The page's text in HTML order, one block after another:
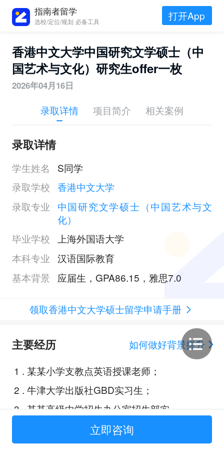
指南者留学
选校/定位/规划 必备工具 打开App
香港中文大学中国研究文学硕士（中
国艺术与文化）研究生offer一枚
2026年04月16日
录取详情 项目简介 相关案例
录取详情
学生姓名
S同学
录取学校 香港中文大学
录取专业
中国研究文学硕士（中国艺术与文
化）
毕业学校
上海外国语大学
本科专业 汉语国际教育
基本背景
应届生，GPA86.15，雅思7.0
领取香港中文大学硕士留学申请手册
主要经历
如何做好背景提升
1 . 某某小学支教点英语授课老师；
2 . 牛津大学出版社GBD实习生；
3.某某高级中学招生办公室招生部实
立即咨询